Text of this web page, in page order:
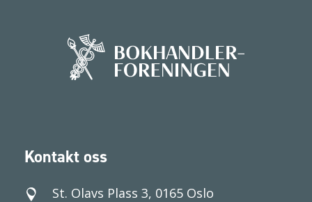
Kontakt oss
St. Olavs Plass 3, 0165 Oslo